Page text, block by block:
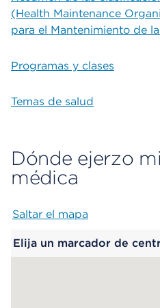
(Health Maintenance
para el Mantenimiento de
Programas y clases
Temas de salud
Dónde ejerzo
médica
Saltar el mapa
Elija un marcador de